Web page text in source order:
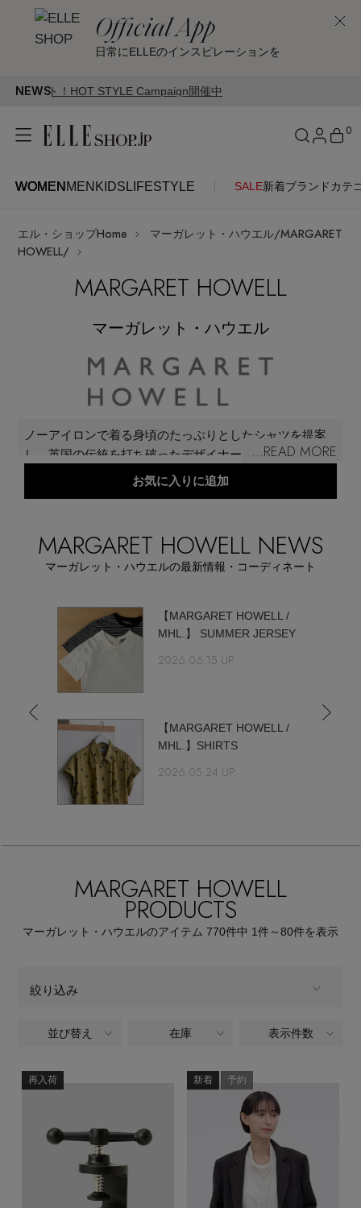
Official App
日常にELLEのインスピレーションを
NEWS
Campaign開催中
WOMEN MEN KIDS LIFESTYLE SALE新着ブランド カテ
0
WOMENMENKIDSLIFESTYLE
ITEMS
再入荷アイテム
【Tシャツ】デイリーに活躍
【日傘】完全遮光・軽量傘
【サンダル】ビーサンの季節！
【リネン】涼しい夏素材
『ELLE』最新号掲載
【ジュエリー】シルバーでクールに
CATEGORY
すべてのウェア
カットソー・Tシャツ
シューズ
すべてのシューズ
サンダル
スニーカー
ブーツ
バッグ・財布
すべてのバッグ・財布
ショルダーバッグ
トートバッグ
ハンドバッグ
財布・小物
ボディバッグ・ウェストポーチ
ファッション小物
すべてのファッション小物
ストール・マフラー・ケープ
帽子・イヤーマフ
ヘアアクセサリー
スマートフォンケース・タブレットケース
アイウェア
アクセサリー
ピアス・イヤリング
ネックレス
バングル・ブレスレット
すべてのランジェリー
ランジェリー
すべてのスポーツ
シューズ
CONTENTS
ログイン
はじめてご利用の方
最新トレンドや限定アイテム、セール情報を
いち早くお届けします。
ご登録はこちら
SUPPORT
ご利用ガイド
カスタマーサポート
エル・ショップについて
お知らせ
エル・ショップHome
マーガレット・ハウエル/MARGARET
HOWELL/
MARGARET HOWELL
マーガレット・ハウエル
...READ MORE
ノーアイロンで着る身頃のたっぷりとしたシャツを提案
し、英国の伝統を打ち破ったデザイナーとして華々しく
デビューを飾った「MARGARET HOWELL（マーガレッ
にとらわれないタイムレスでモダンなデザインを発信し
続けている。
お気に入りに追加
MARGARET HOWELL NEWS
マーガレット・ハウエルの最新情報・コーディネート
【MARGARET HOWELL /
MHL.】 SUMMER JERSEY
2026.06.15 UP
【MARGARET HOWELL /
MHL.】SHIRTS
2026.05.24 UP
MARGARET HOWELL
PRODUCTS
マーガレット・ハウエルのアイテム 770件中 1件～80件を表示
絞り込み
商品タイプ ALL
CATEGORY 全てのカテゴリ
COLOR 全てのカラー
全てのサイズ
並び替え 在庫 表示件数
再入荷 新着 予約